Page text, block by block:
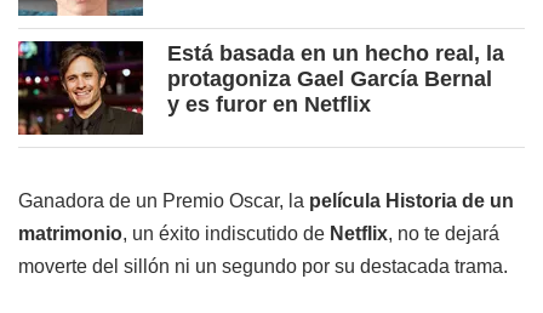
Está basada en un hecho real, la
protagoniza Gael García Bernal
y es furor en Netflix
Ganadora de un Premio Oscar, la película Historia de un
matrimonio, un éxito indiscutido de Netflix, no te dejará
moverte del sillón ni un segundo por su destacada trama.